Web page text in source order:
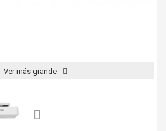
Ver más grande